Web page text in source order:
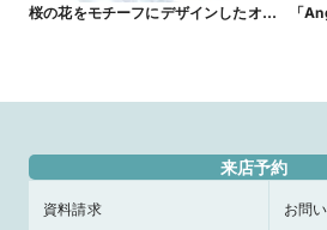
桜の花をモチーフにデザインしたオー
「
キ
来店予約
資料請求 お問